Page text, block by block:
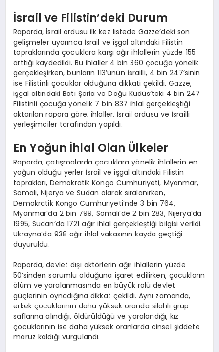
İsrail ve Filistin’deki Durum
Raporda, İsrail ordusu ilk kez listede Gazze’deki son
gelişmeler uyarınca İsrail ve işgal altındaki Filistin
topraklarında çocuklara karşı ağır ihlallerin yüzde 155
arttığı kaydedildi. Bu ihlaller 4 bin 360 çocuğa yönelik
gerçekleşirken, bunların 113’ünün İsrailli, 4 bin 247’sinin
ise Filistinli çocuklar olduğuna dikkati çekildi. Gazze,
işgal altındaki Batı Şeria ve Doğu Kudüs’teki 4 bin 247
Filistinli çocuğa yönelik 7 bin 837 ihlal gerçekleştiği
aktarılan rapora göre, ihlaller, İsrail ordusu ve İsrailli
yerleşimciler tarafından yapıldı.
En Yoğun İhlal Olan Ülkeler
Raporda, çatışmalarda çocuklara yönelik ihlallerin en
yoğun olduğu yerler İsrail ve işgal altındaki Filistin
toprakları, Demokratik Kongo Cumhuriyeti, Myanmar,
Somali, Nijerya ve Sudan olarak sıralanırken,
Demokratik Kongo Cumhuriyeti’nde 3 bin 764,
Myanmar’da 2 bin 799, Somali’de 2 bin 283, Nijerya’da
1995, Sudan’da 1721 ağır ihlal gerçekleştiği bilgisi verildi.
Ukrayna’da 938 ağır ihlal vakasının kayda geçtiği
duyuruldu.
Raporda, devlet dışı aktörlerin ağır ihlallerin yüzde
50’sinden sorumlu olduğuna işaret edilirken, çocukların
ölüm ve yaralanmasında en büyük rolü devlet
güçlerinin oynadığına dikkat çekildi. Aynı zamanda,
erkek çocuklarının daha yüksek oranda silahlı grup
saflarına alındığı, öldürüldüğü ve yaralandığı, kız
çocuklarının ise daha yüksek oranlarda cinsel şiddete
maruz kaldığı vurgulandı.